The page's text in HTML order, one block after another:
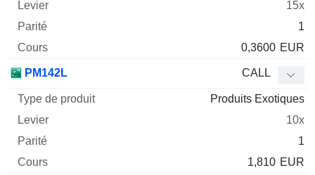
15x
1
0,3600 EUR
PM142L CALL
Produits Exotiques
10x
1
1,810 EUR